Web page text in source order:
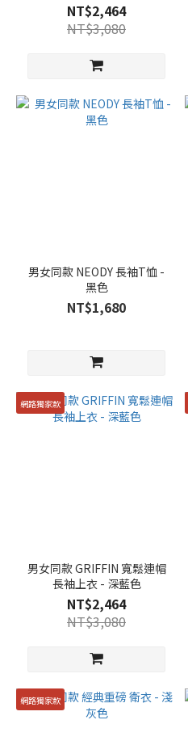
NT$2,464
NT$3,080
男女同款 NEODY 長袖T恤 -
黑色
NT$1,680
網路獨家款
男女同款 GRIFFIN 寬鬆連帽
長袖上衣 - 深藍色
NT$2,464
NT$3,080
網路獨家款